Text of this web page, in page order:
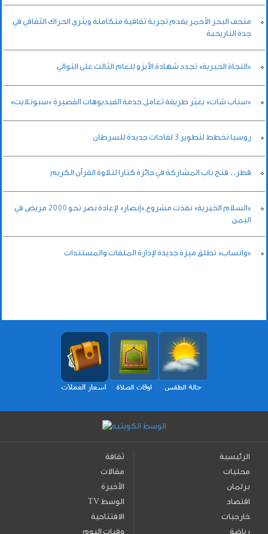
متحف البحر الأحمر يقدم تجربة ثقافية متكاملة ويثري الحراك الثقافي في
جدة التاريخية
«النجاة الخيرية» تجدد شهادة الآيزو للعام الثالث على التوالي
«سناب شات» يغيّر طريقة تعامل خدمة الفيديوهات القصيرة «سبوتلايت»
روسيا تخطط لتطوير 3 لقاحات جديدة للسرطان
قطر.. فتح باب المشاركة في جائزة كتارا لتلاوة القرآن الكريم
«السلام الخيرية» نفذت مشروع «إبصار» لإعادة بصر نحو 2000 مريض في
اليمن
«واتساب» تطلق ميزة جديدة لإدارة الملفات والمستندات
الرئيسية
محليات
برلمان
اقتصاد
خارجيات
رياضة
ثقافة
مقالات
الأخيرة
TV الوسط
الافتتاحية
وفيات اليوم